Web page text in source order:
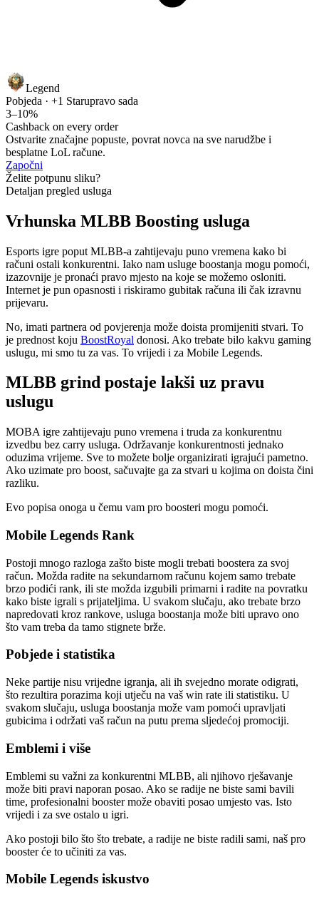
Legend
Pobjeda · +1 Starupravo sada
3–10%
Cashback on every order
Ostvarite značajne popuste, povrat novca na sve narudžbe i
besplatne LoL račune.
Započni
Želite potpunu sliku?
Detaljan pregled usluga
Vrhunska MLBB Boosting usluga
Esports igre poput MLBB-a zahtijevaju puno vremena kako bi
računi ostali konkurentni. Iako nam usluge boostanja mogu pomoći,
izazovnije je pronaći pravo mjesto na koje se možemo osloniti.
Internet je pun opasnosti i riskiramo gubitak računa ili čak izravnu
prijevaru.
No, imati partnera od povjerenja može doista promijeniti stvari. To
je prednost koju BoostRoyal donosi. Ako trebate bilo kakvu gaming
uslugu, mi smo tu za vas. To vrijedi i za Mobile Legends.
MLBB grind postaje lakši uz pravu
uslugu
MOBA igre zahtijevaju puno vremena i truda za konkurentnu
izvedbu bez carry usluga. Održavanje konkurentnosti jednako
oduzima vrijeme. Sve to možete bolje organizirati igrajući pametno.
Ako uzimate pro boost, sačuvajte ga za stvari u kojima on doista čini
razliku.
Evo popisa onoga u čemu vam pro boosteri mogu pomoći.
Mobile Legends Rank
Postoji mnogo razloga zašto biste mogli trebati boostera za svoj
račun. Možda radite na sekundarnom računu kojem samo trebate
brzo podići rank, ili ste možda izgubili primarni i radite na povratku
kako biste igrali s prijateljima. U svakom slučaju, ako trebate brzo
napredovati kroz rankove, usluga boostanja može biti upravo ono
što vam treba da tamo stignete brže.
Pobjede i statistika
Neke partije nisu vrijedne igranja, ali ih svejedno morate odigrati,
što rezultira porazima koji utječu na vaš win rate ili statistiku. U
svakom slučaju, usluga boostanja može vam pomoći upravljati
gubicima i održati vaš račun na putu prema sljedećoj promociji.
Emblemi i više
Emblemi su važni za konkurentni MLBB, ali njihovo rješavanje
može biti pravi naporan posao. Ako se radije ne biste sami bavili
time, profesionalni booster može obaviti posao umjesto vas. Isto
vrijedi i za sve ostalo u igri.
Ako postoji bilo što što trebate, a radije ne biste radili sami, naš pro
booster će to učiniti za vas.
Mobile Legends iskustvo